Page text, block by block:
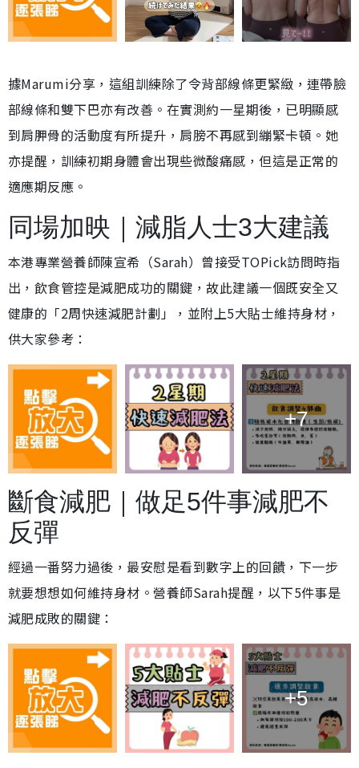
據Marumi分享，這組訓練除了令背部線條更緊緻，連帶臉
部線條和雙下巴亦有改善。在實測約一星期後，已明顯感
到肩胛骨的活動度有所提升，肩膀不再感到繃緊卡頓。她
亦提醒，訓練初期身體會出現些微酸痛感，但這是正常的
適應期反應。
同場加映｜減脂人士3大建議
本港專業營養師陳宣希（Sarah）曾接受TOPick訪問時指
出，飲食管控是減肥成功的關鍵，故此建議一個既安全又
健康的「2周快速減肥計劃」，並附上5大貼士維持身材，
供大家參考：
+7
斷食減肥｜做足5件事減肥不
反彈
經過一番努力過後，最安慰是看到數字上的回饋，下一步
就要想想如何維持身材。營養師Sarah提醒，以下5件事是
減肥成敗的關鍵：
+5